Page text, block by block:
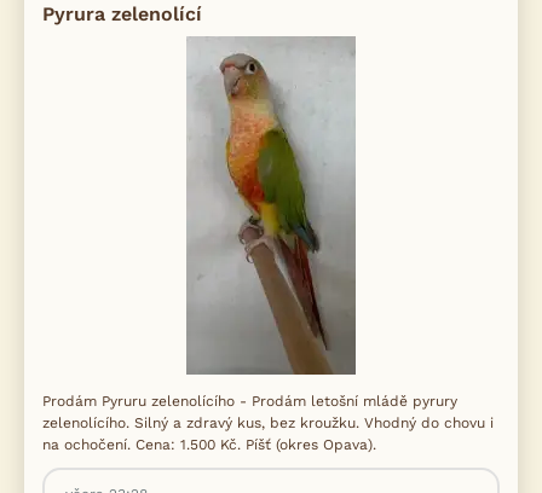
Pyrura zelenolící
Prodám Pyruru zelenolícího - Prodám letošní mládě pyrury
zelenolícího. Silný a zdravý kus, bez kroužku. Vhodný do chovu i
na ochočení. Cena: 1.500 Kč. Píšť (okres Opava).